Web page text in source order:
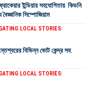
ইন্ডিয়ার সহযোগিতায় কিডনি
সিম্পোজিয়াম
LOCAL STORIES
বিভিন্ন ভোট কেন্দ্র সহ
LOCAL STORIES